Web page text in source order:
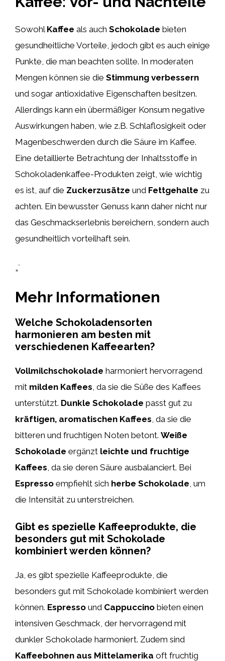
Sowohl Kaffee als auch Schokolade bieten
gesundheitliche Vorteile, jedoch gibt es auch einige
Punkte, die man beachten sollte. In moderaten
Mengen können sie die Stimmung verbessern
und sogar antioxidative Eigenschaften besitzen.
Allerdings kann ein übermäßiger Konsum negative
Auswirkungen haben, wie z.B. Schlaflosigkeit oder
Magenbeschwerden durch die Säure im Kaffee.
Eine detaillierte Betrachtung der Inhaltsstoffe in
Schokoladenkaffee-Produkten zeigt, wie wichtig
es ist, auf die Zuckerzusätze und Fettgehalte zu
achten. Ein bewusster Genuss kann daher nicht nur
das Geschmackserlebnis bereichern, sondern auch
gesundheitlich vorteilhaft sein.
„`
Mehr Informationen
Welche Schokoladensorten
harmonieren am besten mit
verschiedenen Kaffeearten?
Vollmilchschokolade harmoniert hervorragend
mit milden Kaffees, da sie die Süße des Kaffees
unterstützt. Dunkle Schokolade passt gut zu
kräftigen, aromatischen Kaffees, da sie die
bitteren und fruchtigen Noten betont. Weiße
Schokolade ergänzt leichte und fruchtige
Kaffees, da sie deren Säure ausbalanciert. Bei
Espresso empfiehlt sich herbe Schokolade, um
die Intensität zu unterstreichen.
Gibt es spezielle Kaffeeprodukte, die
besonders gut mit Schokolade
kombiniert werden können?
Ja, es gibt spezielle Kaffeeprodukte, die
besonders gut mit Schokolade kombiniert werden
können. Espresso und Cappuccino bieten einen
intensiven Geschmack, der hervorragend mit
dunkler Schokolade harmoniert. Zudem sind
Kaffeebohnen aus Mittelamerika oft fruchtig